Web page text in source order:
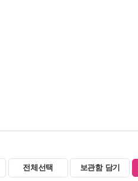
전체선택 보관함 담기